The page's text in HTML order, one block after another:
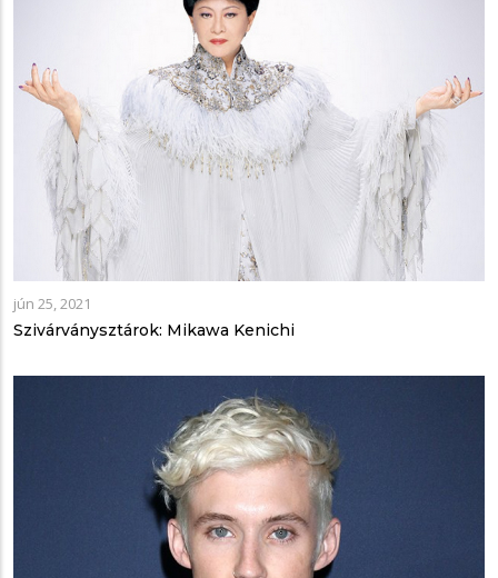
jún 25, 2021
Szivárványsztárok: Mikawa Kenichi